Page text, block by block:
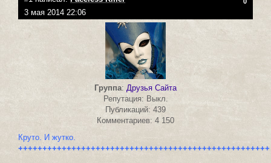
3 мая 2014 22:06
Группа: Друзья Сайта
Репутация: Выкл.
Публикаций: 439
Комментариев: 4 150
Круто. И жутко.
++++++++++++++++++++++++++++++++++++++++++++++++++++